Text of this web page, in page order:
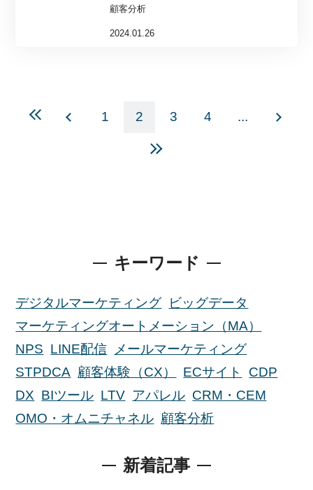
顧客分析
2024.01.26
1 2 3 4 ...
キーワード
デジタルマーケティング
ビッグデータ
マーケティングオートメーション（MA）
NPS LINE配信 メールマーケティング
STPDCA 顧客体験（CX） ECサイト
CDP
DX BIツール LTV アパレル CRM・CEM
OMO・オムニチャネル 顧客分析
新着記事